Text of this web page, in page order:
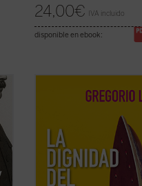
24,00€ IVA incluido
disponible en ebook:
Gregorio Luri nos
condición intermedia
animalidad y la divinidad,
nada— es, en realidad, la
nuestra dignidad. Un
...(ver ficha)